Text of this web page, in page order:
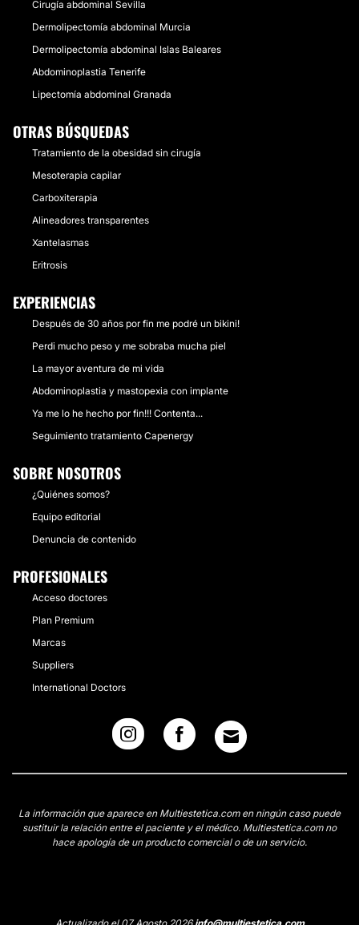
Cirugía abdominal Sevilla
Dermolipectomía abdominal Murcia
Dermolipectomía abdominal Islas Baleares
Abdominoplastia Tenerife
Lipectomía abdominal Granada
OTRAS BÚSQUEDAS
Tratamiento de la obesidad sin cirugía
Mesoterapia capilar
Carboxiterapia
Alineadores transparentes
Xantelasmas
Eritrosis
EXPERIENCIAS
Después de 30 años por fin me podré un bikini!
Perdi mucho peso y me sobraba mucha piel
La mayor aventura de mi vida
Abdominoplastia y mastopexia con implante
Ya me lo he hecho por fin!!! Contenta...
Seguimiento tratamiento Capenergy
SOBRE NOSOTROS
¿Quiénes somos?
Equipo editorial
Denuncia de contenido
PROFESIONALES
Acceso doctores
Plan Premium
Marcas
Suppliers
International Doctors
La información que aparece en Multiestetica.com en ningún caso puede
sustituir la relación entre el paciente y el médico. Multiestetica.com no
hace apología de un producto comercial o de un servicio.